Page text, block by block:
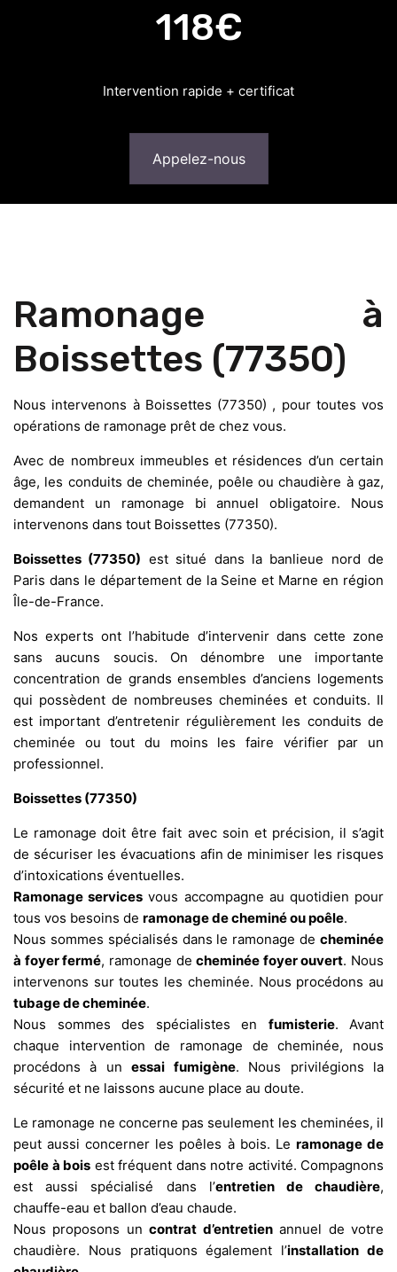
118€
Intervention rapide + certificat
Appelez-nous
Ramonage à
Boissettes (77350)
Nous intervenons à Boissettes (77350) , pour toutes vos
opérations de ramonage prêt de chez vous.
Avec de nombreux immeubles et résidences d’un certain
âge, les conduits de cheminée, poêle ou chaudière à gaz,
demandent un ramonage bi annuel obligatoire. Nous
intervenons dans tout Boissettes (77350).
Boissettes (77350) est situé dans la banlieue nord de
Paris dans le département de la Seine et Marne en région
Île-de-France.
Nos experts ont l’habitude d’intervenir dans cette zone
sans aucuns soucis. On dénombre une importante
concentration de grands ensembles d’anciens logements
qui possèdent de nombreuses cheminées et conduits. Il
est important d’entretenir régulièrement les conduits de
cheminée ou tout du moins les faire vérifier par un
professionnel.
Boissettes (77350)
Le ramonage doit être fait avec soin et précision, il s’agit
de sécuriser les évacuations afin de minimiser les risques
d’intoxications éventuelles.
Ramonage services vous accompagne au quotidien pour
tous vos besoins de ramonage de cheminé ou poêle.
Nous sommes spécialisés dans le ramonage de cheminée
à foyer fermé, ramonage decheminée foyer ouvert. Nous
intervenons sur toutes les cheminée. Nous procédons au
tubage de cheminée.
Nous sommes des spécialistes en fumisterie. Avant
chaque intervention de ramonage de cheminée, nous
procédons à unessai fumigène. Nous privilégions la
sécurité et ne laissons aucune place au doute.
Le ramonage ne concerne pas seulement les cheminées, il
peut aussi concerner les poêles à bois. Le ramonage de
poêle à bois est fréquent dans notre activité. Compagnons
est aussi spécialisé dans l’entretien de chaudière,
chauffe-eau et ballon d’eau chaude.
Nous proposons uncontrat d’entretienannuel de votre
chaudière. Nous pratiquons également l’installation de